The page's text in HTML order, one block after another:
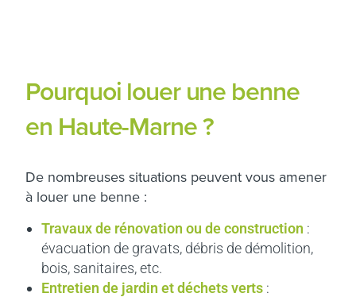
Pourquoi louer une benne
en Haute-Marne ?
De nombreuses situations peuvent vous amener
à louer une benne :
Travaux de rénovation ou de construction :
évacuation de gravats, débris de démolition,
bois, sanitaires, etc.
Entretien de jardin et déchets verts :